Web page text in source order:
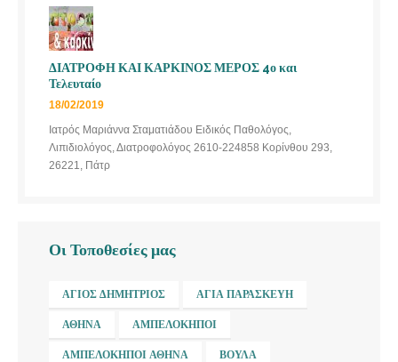
ΔΙΑΤΡΟΦΗ ΚΑΙ ΚΑΡΚΙΝΟΣ ΜΕΡΟΣ 4ο και
Τελευταίο
18/02/2019
Ιατρός Μαριάννα Σταματιάδου Ειδικός Παθολόγος,
Λιπιδιολόγος, Διατροφολόγος 2610-224858 Κορίνθου 293,
26221, Πάτρ
Οι Τοποθεσίες μας
ΆΓΙΟΣ ΔΗΜΉΤΡΙΟΣ ΑΓΊΑ ΠΑΡΑΣΚΕΥΉ
ΑΘΉΝΑ ΑΜΠΕΛΌΚΗΠΟΙ
ΑΜΠΕΛΌΚΗΠΟΙ ΑΘΉΝΑ ΒΟΎΛΑ